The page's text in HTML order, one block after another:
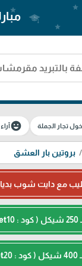
تجار الجملة emoji_emotions
بروتين بار العشق
مع دايت شوب